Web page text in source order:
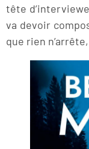
tête
va devoir
que rien